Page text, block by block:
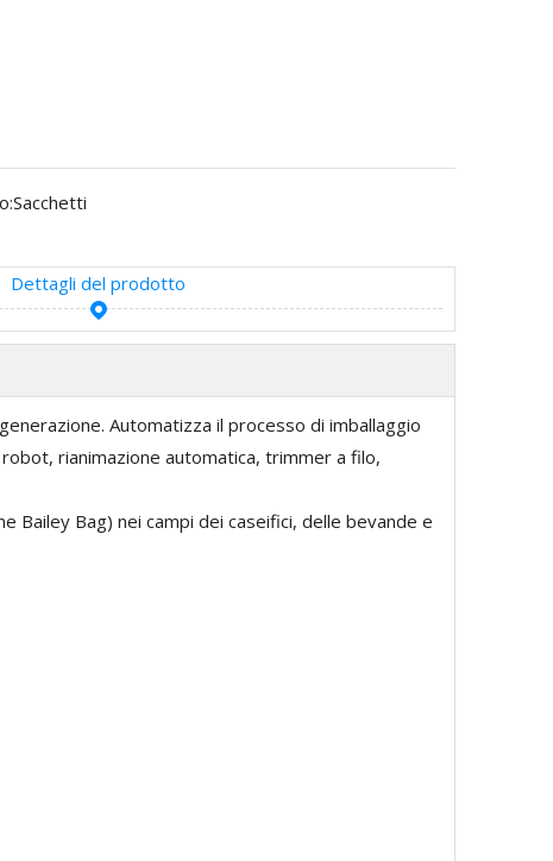
Sacchetti
Dettagli del prodotto
Automatizza il processo di imballaggio
rianimazione automatica, trimmer a filo,
Bailey Bag) nei campi dei caseifici, delle bevande e